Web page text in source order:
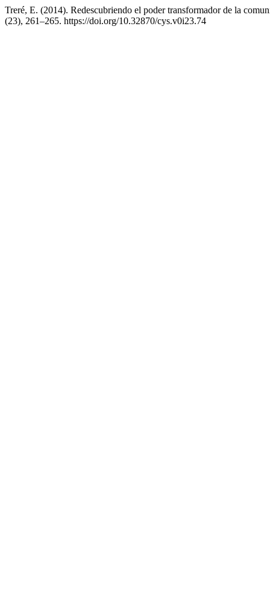
Treré, E. (2014). Redescubriendo el poder transformador de la
(23), 261–265. https://doi.org/10.32870/cys.v0i23.74